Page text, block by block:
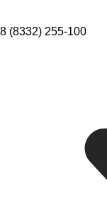
8 (8332) 255-100